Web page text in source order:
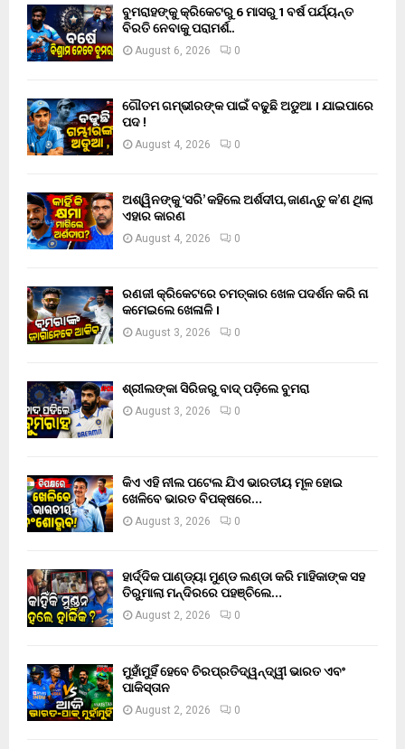
ବୁମରାହଙ୍କୁ କ୍ରିକେଟରୁ 6 ମାସରୁ 1 ବର୍ଷ ପର୍ଯ୍ୟନ୍ତ
ବିରତି ନେବାକୁ ପରାମର୍ଶ..
August 6, 2026 0
ଗୌତମ ଗମ୍ଭୀରଙ୍କ ପାଇଁ ବଢୁଛି ଅଡୁଆ । ଯାଇପାରେ
ପଦ !
August 4, 2026 0
ଅଶ୍ୱିନଙ୍କୁ ‘ସରି’ କହିଲେ ଅର୍ଶଦୀପ, ଜାଣନ୍ତୁ କ’ଣ ଥିଲା
ଏହାର କାରଣ
August 4, 2026 0
ରଣଜୀ କ୍ରିକେଟରେ ଚମତ୍କାର ଖେଳ ପଦର୍ଶନ କରି ନା
କମେଇଲେ ଖେଳାଳି ।
August 3, 2026 0
ଶ୍ରୀଲଙ୍କା ସିରିଜରୁ ବାଦ୍ ପଡ଼ିଲେ ବୁମରା
August 3, 2026 0
କିଏ ଏହି ନୀଲ ପଟେଲ ଯିଏ ଭାରତୀୟ ମୂଳ ହୋଇ
ଖେଳିବେ ଭାରତ ବିପକ୍ଷରେ…
August 3, 2026 0
ହାର୍ଦ୍ଦିକ ପାଣ୍ଡ୍ୟା ମୁଣ୍ଡ ଲଣ୍ଡା କରି ମାହିକାଙ୍କ ସହ
ତିରୁମାଲା ମନ୍ଦିରରେ ପହଞ୍ଚିଲେ…
August 2, 2026 0
ମୁହାଁମୁହିଁ ହେବେ ଚିରପ୍ରତିଦ୍ୱନ୍ଦ୍ୱୀ ଭାରତ ଏବଂ
ପାକିସ୍ତାନ
August 2, 2026 0